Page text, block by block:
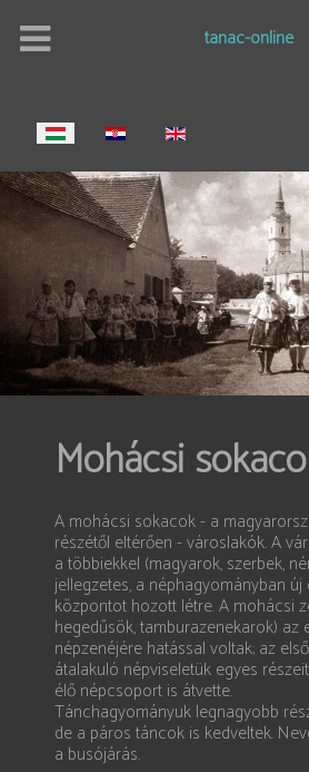
tanac-online
Válasszon nyelvet
Mohácsi
A mohácsi sokacok - a
részétől eltérően - városlakók. A
a többiekkel (magyarok, szerbek,
jellegzetes, a néphagyományban
központot hozott létre. A mohácsi
hegedűsök, tamburazenekarok) az
népzenéjére hatással voltak; az
átalakuló népviseletük egyes
élő népcsoport is átvette.
Tánchagyományuk legnagyobb
de a páros táncok is kedveltek.
a busójárás.